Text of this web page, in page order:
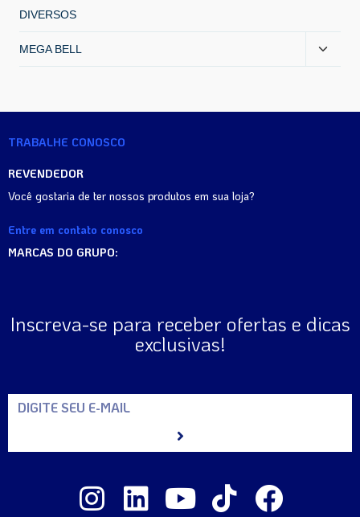
DIVERSOS
MEGA BELL
TRABALHE CONOSCO
REVENDEDOR
Você gostaria de ter nossos produtos em sua loja?
Entre em contato conosco
MARCAS DO GRUPO:
Inscreva-se para receber ofertas e dicas
exclusivas!